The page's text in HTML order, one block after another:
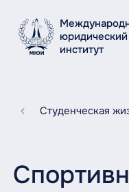
юридический
институт
Студенческая